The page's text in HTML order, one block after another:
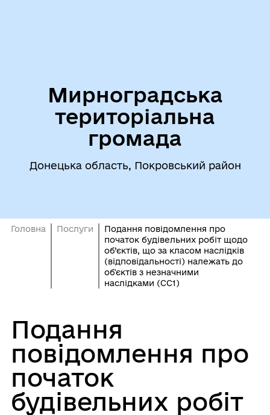
Мирноградська
територіальна
громада
Донецька область, Покровський район
Головна Послуги
Подання повідомлення про
початок будівельних робіт щодо
об’єктів, що за класом наслідків
(відповідальності) належать до
об'єктів з незначними
наслідками (СС1)
Подання
повідомлення про
початок
будівельних робіт